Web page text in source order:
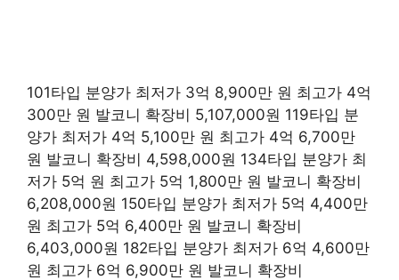
101타입 분양가 최저가 3억 8,900만 원 최고가 4억
300만 원 발코니 확장비 5,107,000원 119타입 분
양가 최저가 4억 5,100만 원 최고가 4억 6,700만
원 발코니 확장비 4,598,000원 134타입 분양가 최
저가 5억 원 최고가 5억 1,800만 원 발코니 확장비
6,208,000원 150타입 분양가 최저가 5억 4,400만
원 최고가 5억 6,400만 원 발코니 확장비
6,403,000원 182타입 분양가 최저가 6억 4,600만
원 최고가 6억 6,900만 원 발코니 확장비